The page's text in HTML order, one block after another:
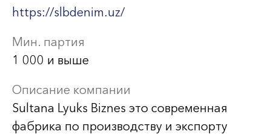
https://slbdenim.uz/
Мин. партия
1 000 и выше
Описание компании
Sultana Lyuks Biznes это современная
фабрика по производству и экспорту